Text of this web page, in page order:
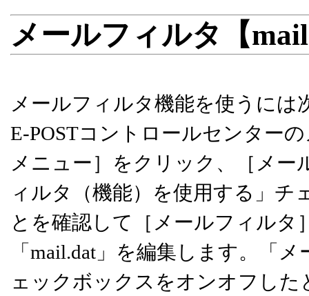
メールフィルタ【
メールフィルタ機能を使うには
E-POSTコントロールセンター
メニュー］をクリック、［メ
ィルタ（機能）を使用する」
とを確認して［メールフィル
「mail.dat」を編集します。「
ェックボックスをオンオフした